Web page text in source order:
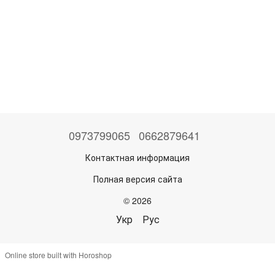
0973799065 0662879641
Контактная информация
Полная версия сайта
© 2026
Укр Рус
Online store built with Horoshop